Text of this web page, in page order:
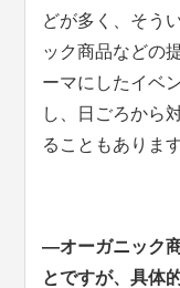
どが多く、そう
ック商品などの
ーマにしたイベ
し、日ごろから
ることもありま
―オーガニック
とですが、具体